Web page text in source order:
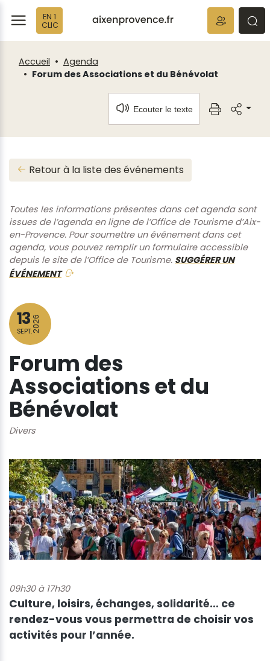
EN 1
CLIC
Accueil
Agenda
Forum des Associations et du Bénévolat
Ecouter le texte
Retour à la liste des événements
Toutes les informations présentes dans cet agenda sont
issues de l’agenda en ligne de l’Office de Tourisme d’Aix-
en-Provence. Pour soumettre un événement dans cet
agenda, vous pouvez remplir un formulaire accessible
depuis le site de l’Office de Tourisme. SUGGÉRER UN
ÉVÉNEMENT
13
SEPT.2026
Forum des
Associations et du
Bénévolat
Divers
09h30 à 17h30
Culture, loisirs, échanges, solidarité… ce
rendez-vous vous permettra de choisir vos
activités pour l’année.
Fenêtre
de
chat
Panneau de gestion des cookies